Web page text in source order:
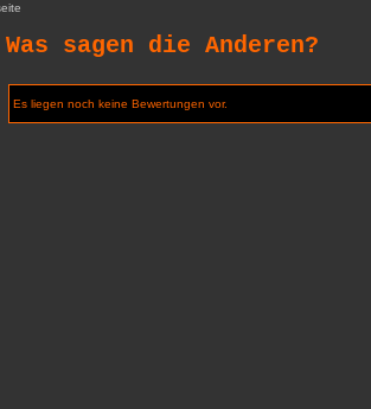
Was sagen die Anderen?
Es liegen noch keine Bewertungen vor.